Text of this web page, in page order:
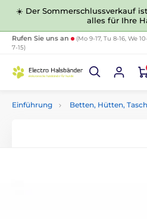
☀️ Der Sommerschlussverkauf
alles für Ihre
Rufen Sie uns an
(Mo 9-17, Tu 8-16, We
7-15)
Einführung Betten, Hütten,